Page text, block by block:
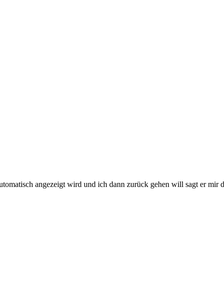
angezeigt wird und ich dann zurück gehen will sagt er